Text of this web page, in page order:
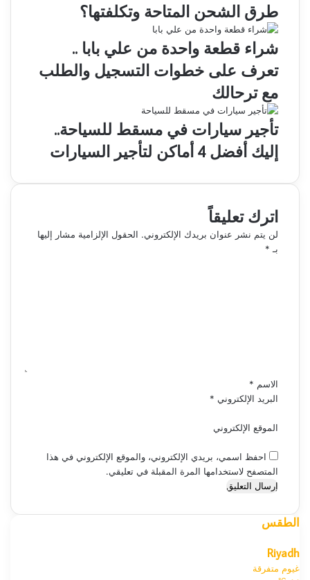
طرق الشحن المتاحة وتكلفتها؟
شراء قطعة واحدة من علي بابا ..
تعرف على خطوات التسجيل والطلب
مع ترحالك
تأجير سيارات في مسقط للسياحة..
إليك أفضل 4 أماكن لتأجير السيارات
اترك تعليقاً
لن يتم نشر عنوان بريدك الإلكتروني. الحقول الإلزامية مشار إليها
بـ *
الاسم *
البريد الإلكتروني *
الموقع الإلكتروني
احفظ اسمي، بريدي الإلكتروني، والموقع الإلكتروني في هذا
المتصفح لاستخدامها المرة المقبلة في تعليقي.
الطقس
Riyadh
غيوم متفرقة